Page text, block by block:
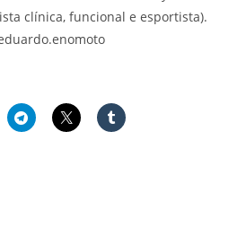
clínica, funcional e esportista).